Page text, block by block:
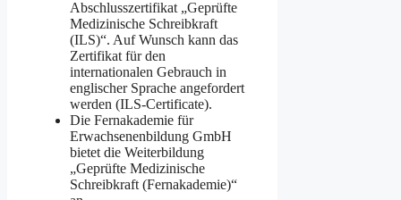
Abschlusszertifikat „Geprüfte
Medizinische Schreibkraft
(ILS)“. Auf Wunsch kann das
Zertifikat für den
internationalen Gebrauch in
englischer Sprache angefordert
werden (ILS-Certificate).
Die Fernakademie für
Erwachsenenbildung GmbH
bietet die Weiterbildung
„Geprüfte Medizinische
Schreibkraft (Fernakademie)“